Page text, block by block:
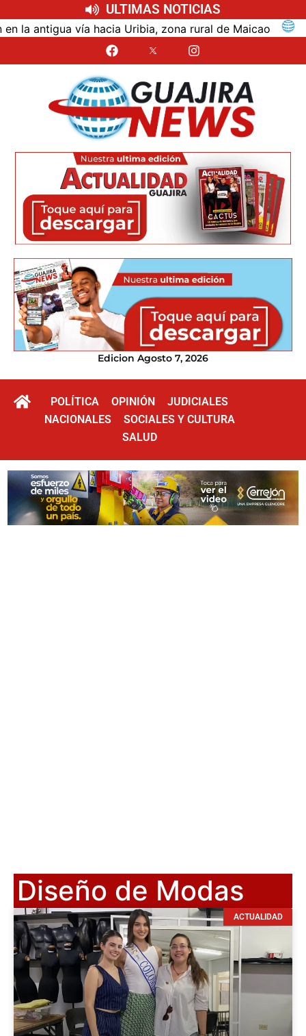
ULTIMAS NOTICIAS
vía hacia Uribia, zona rural de Maicao
Edicion Agosto 7, 2026
POLÍTICA OPINIÓN
JUDICIALES
NACIONALES
SOCIALES Y CULTURA
SALUD
Diseño de Modas
ACTUALIDAD